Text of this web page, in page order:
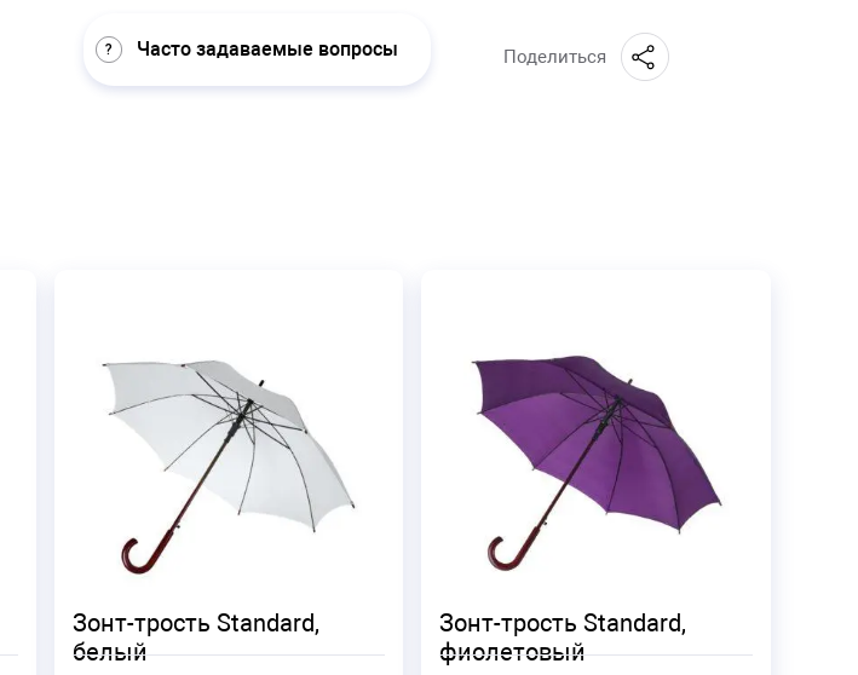
Часто задаваемые вопросы Поделиться
Зонт-трость Standard,
белый
Зонт-трость Standard,
фиолетовый